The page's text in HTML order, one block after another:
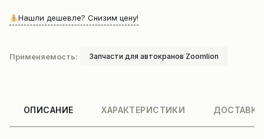
Нашли дешевле? Снизим цену!
Применяемость: Запчасти для автокранов Zoomlion
ОПИСАНИЕ ХАРАКТЕРИСТИКИ